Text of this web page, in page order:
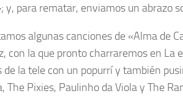
y, para rematar, enviamos un abrazo
algunas canciones de «Alma de
con la que pronto charraremos en La
de la tele con un popurrí y también
The Pixies, Paulinho da Viola y The